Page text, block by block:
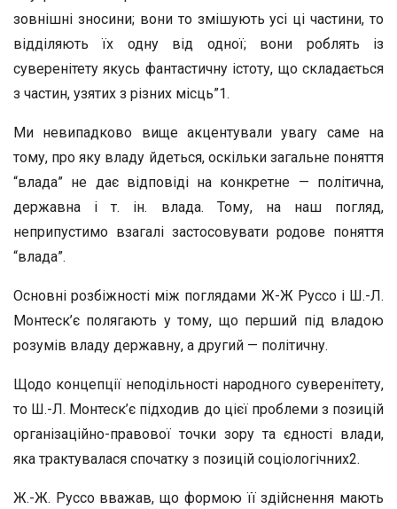
зовнішні зносини; вони то змішують усі ці частини, то
відділяють їх одну від одної; вони роблять із
суверенітету якусь фантастичну істоту, що складається
з частин, узятих з різних місць”1.
Ми невипадково вище акцентували увагу саме на
тому, про яку владу йдеться, оскільки загальне поняття
“влада” не дає відповіді на конкретне — політична,
державна і т. ін. влада. Тому, на наш погляд,
неприпустимо взагалі застосовувати родове поняття
“влада”.
Основні розбіжності між поглядами Ж-Ж Руссо і Ш.-Л.
Монтеск’є полягають у тому, що перший під владою
розумів владу державну, а другий — політичну.
Щодо концепції неподільності народного суверенітету,
то Ш.-Л. Монтеск’є підходив до цієї проблеми з позицій
організаційно-правової точки зору та єдності влади,
яка трактувалася спочатку з позицій соціологічних2.
Ж.-Ж. Руссо вважав, що формою її здійснення мають